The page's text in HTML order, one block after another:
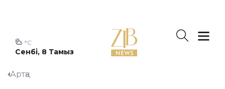
Сенбі, 8 Тамыз
°C
Артқа